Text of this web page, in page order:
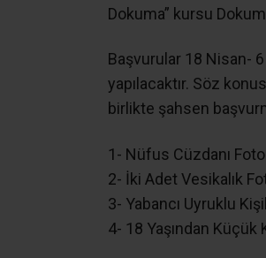
Dokuma” kursu
Başvurular 18 Nisan-
yapılacaktır. Söz
birlikte şahsen
1- Nüfus Cüzdanı
2- İki Adet Vesikalık
3- Yabancı Uyruklu
4- 18 Yaşından